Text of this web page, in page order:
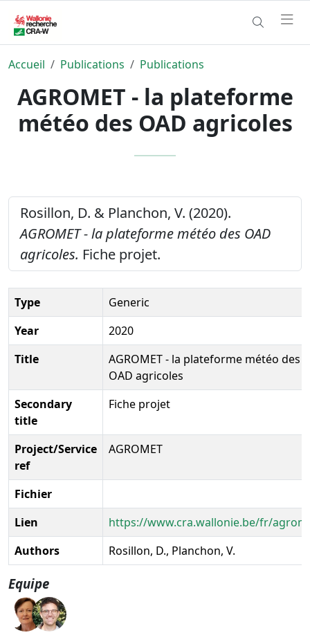
Accueil Publications Publications
AGROMET - la plateforme
météo des OAD agricoles
Rosillon, D. & Planchon, V. (2020).
AGROMET - la plateforme météo des OAD
agricoles. Fiche projet.
Type
Generic
Year
2020
Title
AGROMET - la plateforme météo des
OAD agricoles
Secondary
title
Fiche projet
Project/Service
ref
AGROMET
Fichier
Lien
https://www.cra.wallonie.be/fr/
Authors
Rosillon, D., Planchon, V.
Equipe